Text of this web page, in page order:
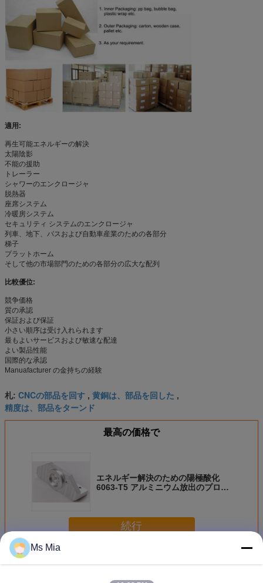
適用:
再生可能エネルギーの解決
太陽陰影
不能の援助
トレーラー
シャワーのエンクロージャ
脱熱器
座席システム
冷暖房システム
セキュリティ システムのエンクロージャ
列車、地下、バスおよび自動車産業のための各部分
梯子
プラットホーム
そして他の市場部門のための各部分の広大な配列
比較優位:
競争価格
質の承認
保証および保証
小さい順序は受け入れられます
最もよいサービスおよび敏速な配達
よい製品性能
国際的な承認
Manuafacturer の金持ちの経験
札: CNCの部品を回す , 黄銅は、部品を回した ,
精度は、部品をターンド
最高の価格で
エネルギー解決のための陽極酸化
6063-T5 アルミニウム放出のプロフ
続行
多くCNCは、パーツをターンド
Ms Mia